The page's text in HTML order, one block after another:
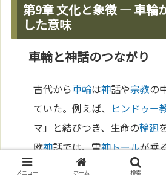
第9章 文化と象徴 ― 車輪
した意味
車輪と神話のつながり
古代から車輪は神話や宗教の
ていた。例えば、 ヒンドゥー
マ」と結びつき、生命の輪廻
欧神話では、雷神トールが乗
は力や権威の 象徴
メニュー ホーム 検索